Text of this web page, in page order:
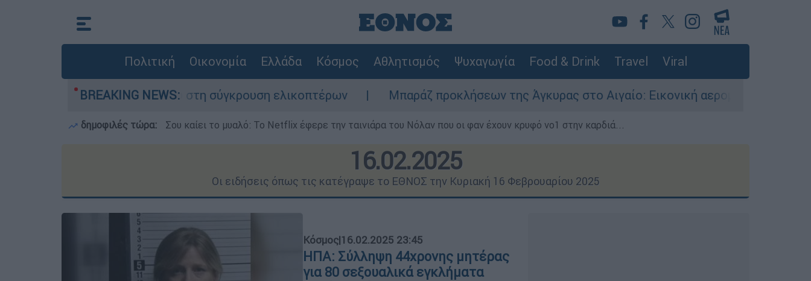
Πολιτική Οικονομία Ελλάδα Κόσμος Αθλητισμός Ψυχαγωγία Food & Drink Travel Viral
BREAKING NEWS:
τη ζωή του στη σύγκρουση ελικοπτέρων Μπαράζ προκλήσεων της Άγκυρας στο Αιγαίο: Εικονική αερομαχία ανάμεσα σε ελληνικά και
δημοφιλές τώρα: Σου καίει το μυαλό: Το Netflix έφερε την ταινιάρα του Νόλαν που οι φαν έχουν κρυφό νο1 στην καρδιά...
16.02.2025
Οι ειδήσεις όπως τις κατέγραψε το ΕΘΝΟΣ την Κυριακή 16 Φεβρουαρίου 2025
Κόσμος|16.02.2025 23:45
ΗΠΑ: Σύλληψη 44χρονης μητέρας
για 80 σεξουαλικά εγκλήματα